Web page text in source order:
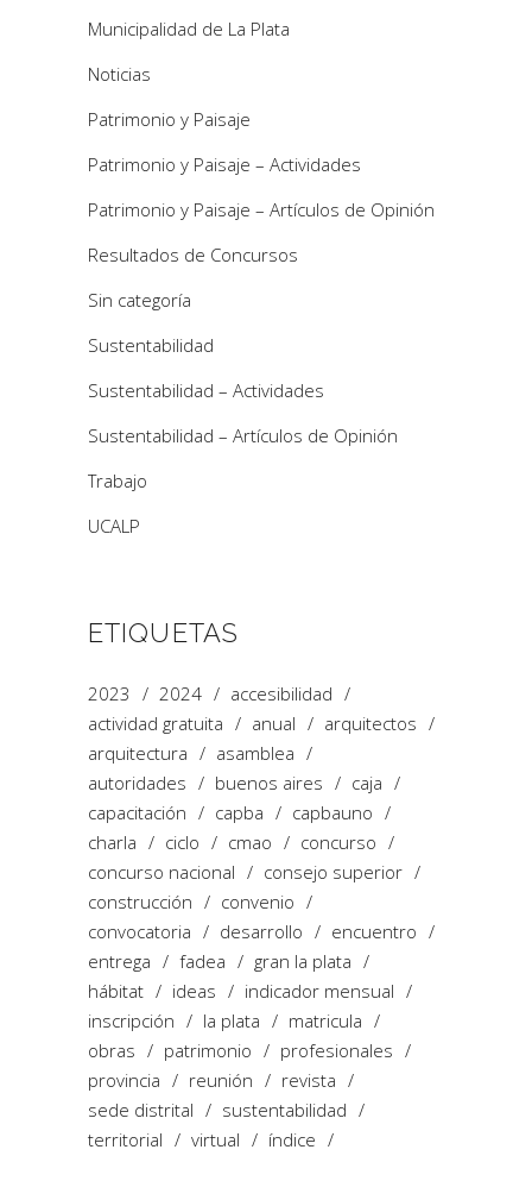
Municipalidad de La Plata
Noticias
Patrimonio y Paisaje
Patrimonio y Paisaje – Actividades
Patrimonio y Paisaje – Artículos de Opinión
Resultados de Concursos
Sin categoría
Sustentabilidad
Sustentabilidad – Actividades
Sustentabilidad – Artículos de Opinión
Trabajo
UCALP
ETIQUETAS
2023 2024
accesibilidad
actividad gratuita
anual
arquitectos
arquitectura
asamblea
autoridades
buenos aires
caja
capacitación
capba
capbauno
charla
ciclo cmao
concurso
concurso nacional
consejo superior
construcción
convenio
convocatoria
desarrollo
encuentro
entrega
fadea
gran la plata
hábitat
ideas
indicador mensual
inscripción
la plata
matricula
obras
patrimonio
profesionales
provincia
reunión
revista
sede distrital
sustentabilidad
territorial
virtual índice